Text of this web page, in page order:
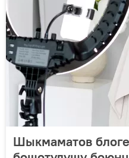
Шыкмаматов